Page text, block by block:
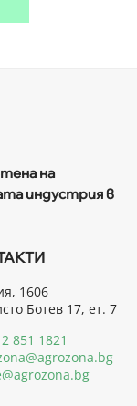
на
индустрия в
1606
Ботев 17, ет. 7
851 1821